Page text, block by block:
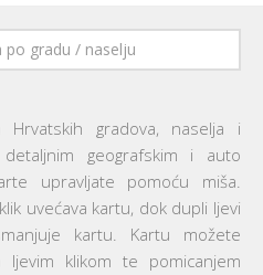
Hrvatskih gradova, naselja i
geografskim i auto
upravljate pomoću miša.
uvećava kartu, dok dupli ljevi
kartu. Kartu možete
ljevim klikom te pomicanjem